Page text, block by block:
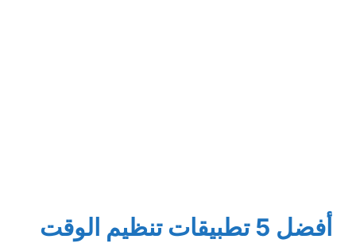
أفضل 5 تطبيقات تنظيم الوقت